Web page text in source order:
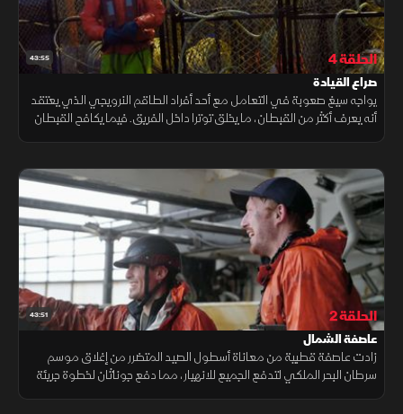
43:55 الحلقة 4
صراع القيادة
يواجه سيغ صعوبة في التعامل مع أحد أفراد الطاقم النرويجي الذي يعتقد
أنه يعرف أكثر من القبطان، ما يخلق توترا داخل الفريق. فيما يكافح القبطان
43:51 الحلقة 2
عاصفة الشمال
زادت عاصفة قطبية من معاناة أسطول الصيد المتضرر من إغلاق موسم
سرطان البحر الملكي لتدفع الجميع للانهيار، مما دفع جوناثان لخطوة جريئة